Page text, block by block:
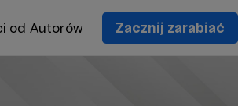
od Autorów Zacznij zarabiać